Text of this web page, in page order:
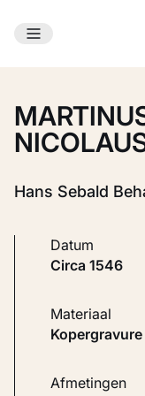
Ga naar
Hans Sebald
Datum
circa 1546
Materiaal
Afmetingen